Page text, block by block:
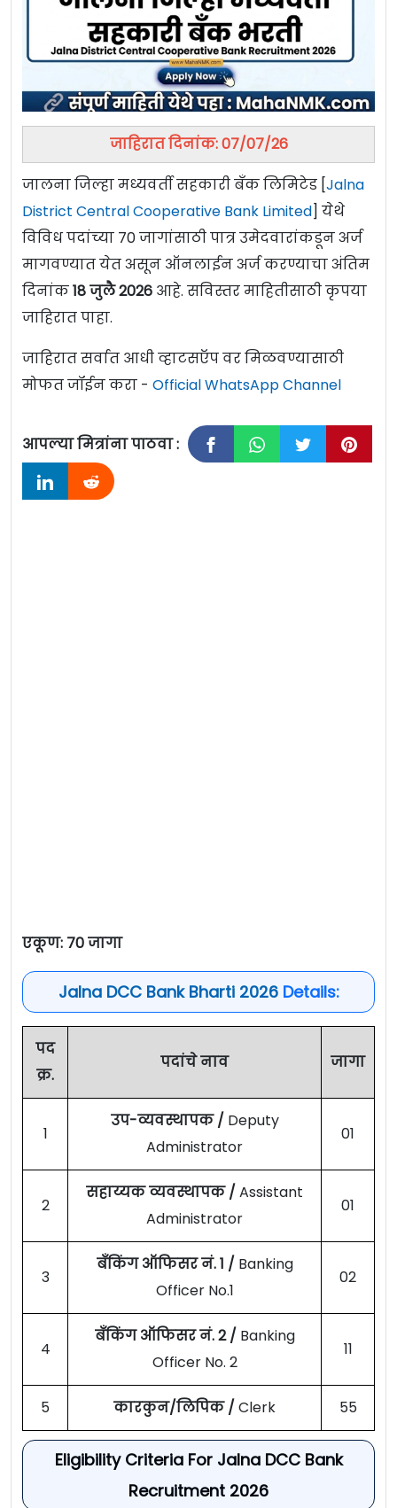
जाहिरात दिनांक: 07/07/26
जालना जिल्हा मध्यवर्ती सहकारी बँक लिमिटेड [Jalna
District Central Cooperative Bank Limited] येथे
विविध पदांच्या 70 जागांसाठी पात्र उमेदवारांकडून अर्ज
मागवण्यात येत असून ऑनलाईन अर्ज करण्याचा अंतिम
दिनांक18 जुलै 2026 आहे. सविस्तर माहितीसाठी कृपया
जाहिरात पाहा.
जाहिरात सर्वात आधी व्हाटसऍप वर मिळवण्यासाठी
मोफत जॉईन करा - Official WhatsApp Channel
आपल्या मित्रांना पाठवा :
एकूण: 70 जागा
Jalna DCC Bank Bharti 2026Details:
पद
क्र.
पदांचे नाव जागा
1
उप-व्यवस्थापक / Deputy
Administrator
01
2
सहाय्यक व्यवस्थापक / Assistant
Administrator
01
3
बँकिंग ऑफिसर नं. 1 / Banking
Officer No.1
02
4
बँकिंग ऑफिसर नं. 2 / Banking
Officer No. 2
11
5 कारकुन/लिपिक / Clerk 55
Eligibility Criteria For Jalna DCC Bank
Recruitment 2026